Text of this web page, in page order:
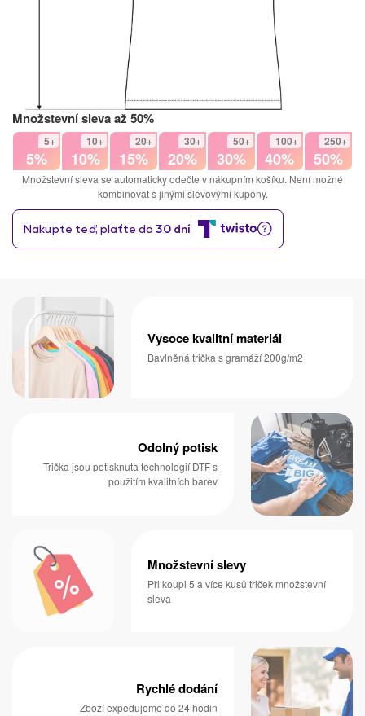
Množstevní sleva až 50%
5+
5%
10+
10%
20+
15%
30+
20%
50+
30%
100+
40%
250+
50%
Množstevní sleva se automaticky odečte v nákupním košíku. Není možné
kombinovat s jinými slevovými kupóny.
Vysoce kvalitní materiál
Bavlněná trička s gramáží 200g/m2
Odolný potisk
Trička jsou potisknuta technologií DTF s
použitím kvalitních barev
Množstevní slevy
Při koupi 5 a více kusů triček množstevní
sleva
Rychlé dodání
Zboží expedujeme do 24 hodin